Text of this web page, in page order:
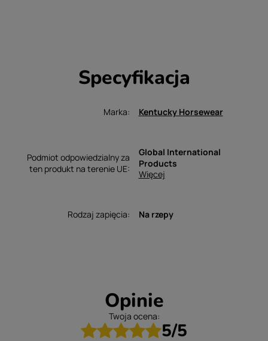
Specyfikacja
Marka Kentucky Horsewear
Podmiot odpowiedzialny za
ten produkt na terenie UE
Global International
Products
Więcej
Rodzaj zapięcia Na rzepy
Opinie
Twoja ocena:
5/5